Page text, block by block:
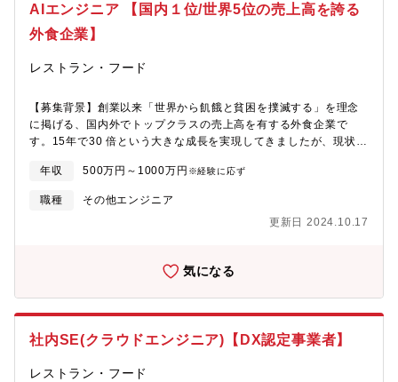
設計～運用・新技術の検証、POCの実施、採用可否の判定上記の
業務を、ベンダーとの協業体制または内製化メンバーで担ってい
AIエンジニア 【国内１位/世界5位の売上高を誇る
外食企業】
レストラン・フード
【募集背景】創業以来「世界から飢餓と貧困を撲滅する」を理念
に掲げる、国内外でトップクラスの売上高を有する外食企業で
す。15年で30 倍という大きな成長を実現してきましたが、現状に
して成長を続けてまいります。現在、AI・IoT・セルフオーダー／
セルフキャッシング等の技術革新やITによるデータ活用により、
定型業務に加えて非定型労働においても省人化が進展しておりま
す。店舗、工場、物流、本部などの各工程において、積極的にDX
スマート店舗開発を担うエンジニアとしてご活躍いただきます。■
要予測・自動発注、RFID自動在庫管理、作業スケジューラー、注
年収 500万円～1000万円 ※経験に応ず
職種
その他エンジニア
更新日 2024.10.17
気になる
社内SE(クラウドエンジニア)【DX認定事業者】
レストラン・フード